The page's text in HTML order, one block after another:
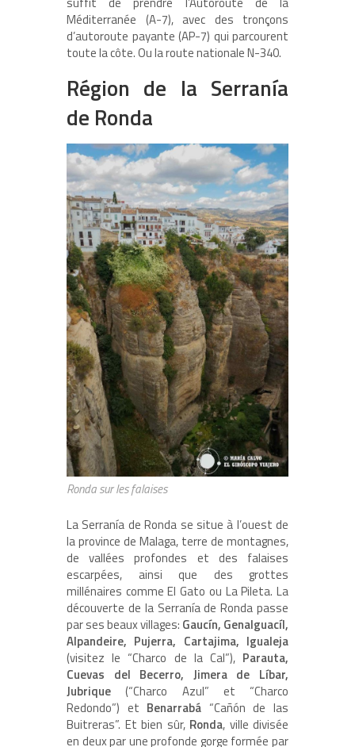
Méditerranée (A-7), avec des tronçons
d’autoroute payante (AP-7) qui parcourent
toute la côte. Ou la route nationale N-340.
Région de la Serranía
de Ronda
Ronda sur les falaises
La Serranía de Ronda se situe à l’ouest de
la province de Malaga, terre de montagnes,
de vallées profondes et des falaises
escarpées, ainsi que des grottes
millénaires comme El Gato ou La Pileta. La
découverte de la Serranía de Ronda passe
par ses beaux villages: Gaucín, Genalguacíl,
Alpandeire, Pujerra, Cartajima, Igualeja
(visitez le “Charco de la Cal”), Parauta,
Cuevas del Becerro, Jimera de Líbar,
Jubrique (“Charco Azul” et “Charco
Redondo”) et Benarrabá “Cañón de las
Buitreras”. Et bien sûr, Ronda, ville divisée
en deux par une profonde gorge formée par